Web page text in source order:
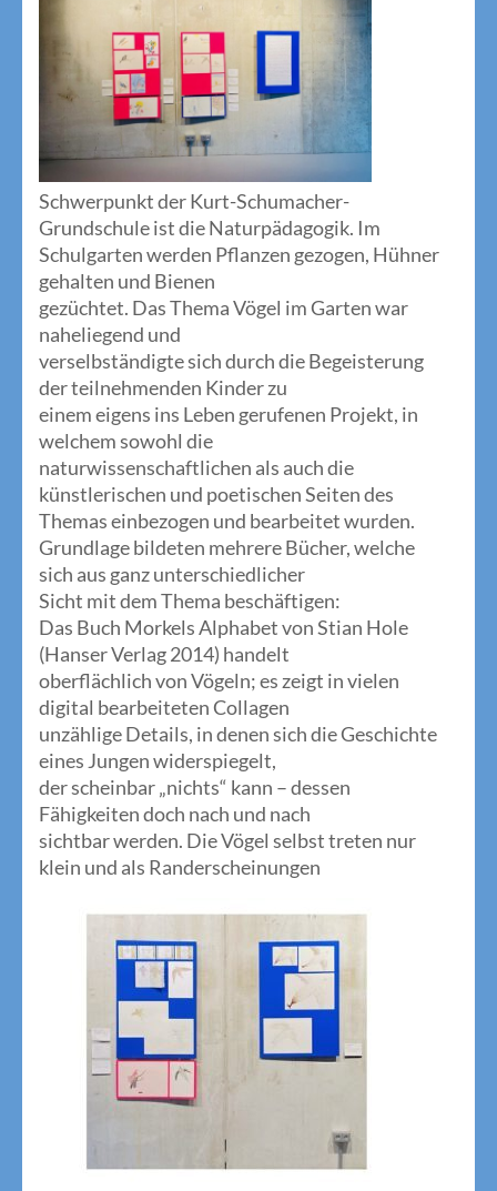
Schwerpunkt der Kurt-Schumacher-
Grundschule ist die Naturpädagogik. Im
Schulgarten werden Pflanzen gezogen, Hühner
gehalten und Bienen
gezüchtet. Das Thema Vögel im Garten war
naheliegend und
verselbständigte sich durch die Begeisterung
der teilnehmenden Kinder zu
einem eigens ins Leben gerufenen Projekt, in
welchem sowohl die
naturwissenschaftlichen als auch die
künstlerischen und poetischen Seiten des
Themas einbezogen und bearbeitet wurden.
Grundlage bildeten mehrere Bücher, welche
sich aus ganz unterschiedlicher
Sicht mit dem Thema beschäftigen:
Das Buch Morkels Alphabet von Stian Hole
(Hanser Verlag 2014) handelt
oberflächlich von Vögeln; es zeigt in vielen
digital bearbeiteten Collagen
unzählige Details, in denen sich die Geschichte
eines Jungen widerspiegelt,
der scheinbar „nichts“ kann – dessen
Fähigkeiten doch nach und nach
sichtbar werden. Die Vögel selbst treten nur
klein und als Randerscheinungen